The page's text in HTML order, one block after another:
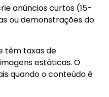
anúncios curtos (15-
ou demonstrações do
têm taxas de
estáticas. O
quando o conteúdo é